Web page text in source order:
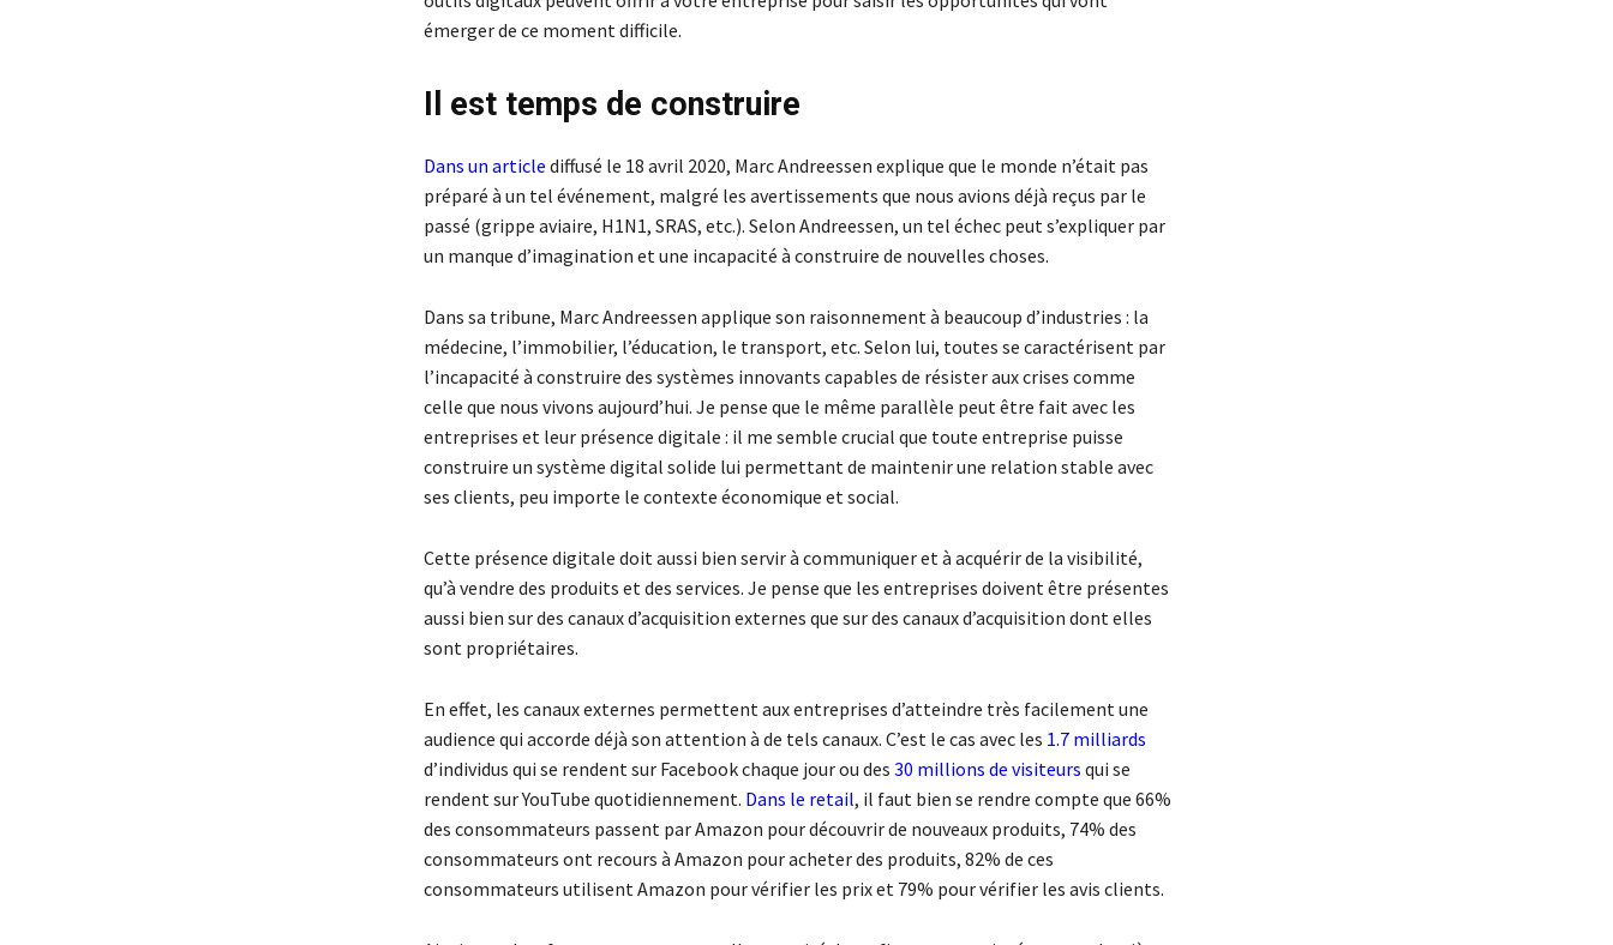
émerger de ce moment difficile.
Il est temps de construire
Dans un article diffusé le 18 avril 2020, Marc Andreessen explique que le monde n’était pas
préparé à un tel événement, malgré les avertissements que nous avions déjà reçus par le
passé (grippe aviaire, H1N1, SRAS, etc.). Selon Andreessen, un tel échec peut s’expliquer par
un manque d’imagination et une incapacité à construire de nouvelles choses.
Dans sa tribune, Marc Andreessen applique son raisonnement à beaucoup d’industries : la
médecine, l’immobilier, l’éducation, le transport, etc. Selon lui, toutes se caractérisent par
l’incapacité à construire des systèmes innovants capables de résister aux crises comme
celle que nous vivons aujourd’hui. Je pense que le même parallèle peut être fait avec les
entreprises et leur présence digitale : il me semble crucial que toute entreprise puisse
construire un système digital solide lui permettant de maintenir une relation stable avec
ses clients, peu importe le contexte économique et social.
Cette présence digitale doit aussi bien servir à communiquer et à acquérir de la visibilité,
qu’à vendre des produits et des services. Je pense que les entreprises doivent être présentes
aussi bien sur des canaux d’acquisition externes que sur des canaux d’acquisition dont elles
sont propriétaires.
En effet, les canaux externes permettent aux entreprises d’atteindre très facilement une
audience qui accorde déjà son attention à de tels canaux. C’est le cas avec les 1.7 milliards
d’individus qui se rendent sur Facebook chaque jour ou des 30 millions de visiteurs qui se
rendent sur YouTube quotidiennement. Dans le retail, il faut bien se rendre compte que 66%
des consommateurs passent par Amazon pour découvrir de nouveaux produits, 74% des
consommateurs ont recours à Amazon pour acheter des produits, 82% de ces
consommateurs utilisent Amazon pour vérifier les prix et 79% pour vérifier les avis clients.